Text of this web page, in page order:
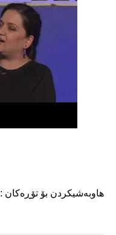
هاوبەشیکردن بۆ تۆڕەکان :